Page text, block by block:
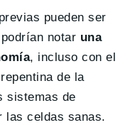
pueden ser
notar una
, incluso con el
de la
sistemas de
las celdas sanas.